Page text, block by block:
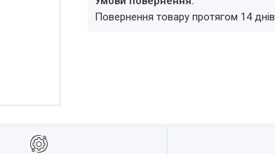
повернення товару протягом 14 днів